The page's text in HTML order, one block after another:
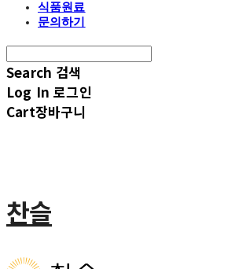
식품원료
문의하기
Search 검색
Log In 로그인
Cart장바구니
찬슬